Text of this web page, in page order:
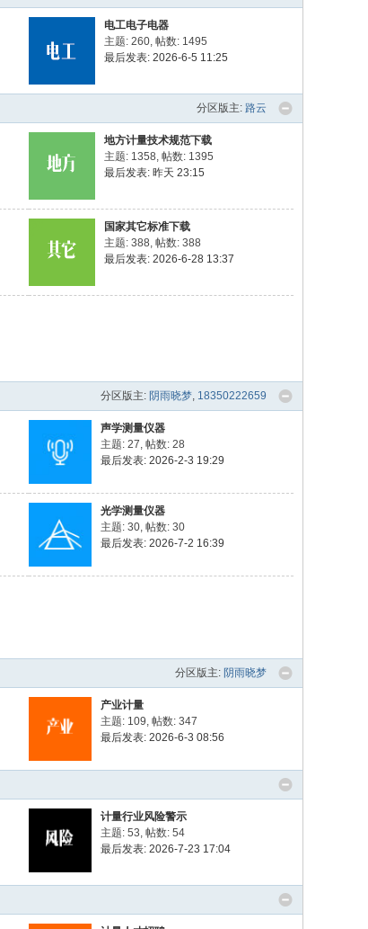
电工电子电器
主题: 260, 帖数: 1495
最后发表: 2026-6-5 11:25
分区版主: 路云
地方计量技术规范下载
主题: 1358, 帖数: 1395
最后发表: 昨天 23:15
国家其它标准下载
主题: 388, 帖数: 388
最后发表: 2026-6-28 13:37
分区版主: 阴雨晓梦, 18350222659
声学测量仪器
主题: 27, 帖数: 28
最后发表: 2026-2-3 19:29
光学测量仪器
主题: 30, 帖数: 30
最后发表: 2026-7-2 16:39
分区版主: 阴雨晓梦
产业计量
主题: 109, 帖数: 347
最后发表: 2026-6-3 08:56
计量行业风险警示
主题: 53, 帖数: 54
最后发表: 2026-7-23 17:04